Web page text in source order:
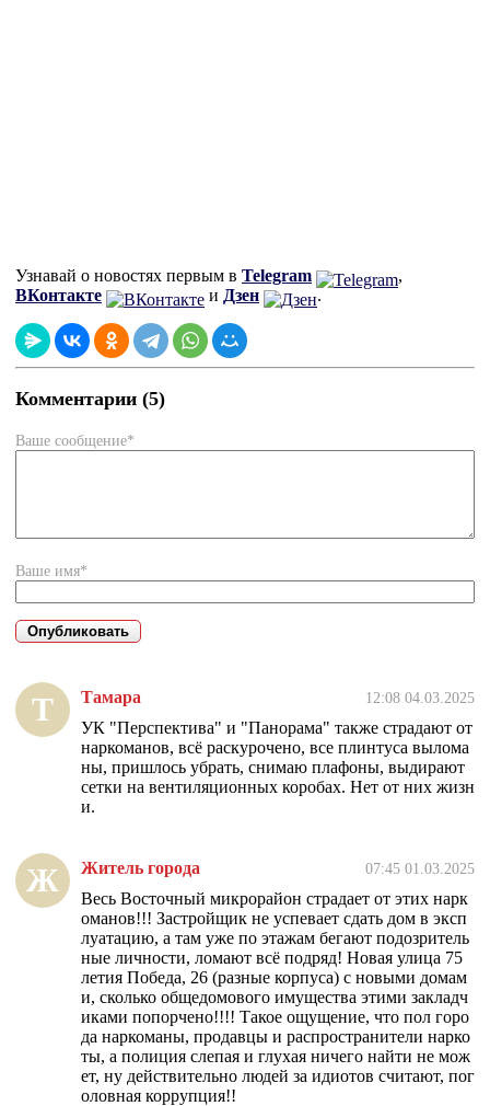
Узнавай о новостях первым в Telegram
,
ВКонтакте
и Дзен .
Комментарии (5)
Ваше сообщение*
Ваше имя*
Т Тамара 12:08 04.03.2025
УК "Перспектива" и "Панорама" также страдают от
наркоманов, всё раскурочено, все плинтуса вылома
ны, пришлось убрать, снимаю плафоны, выдирают
сетки на вентиляционных коробах. Нет от них жизн
и.
Ж Житель города 07:45 01.03.2025
Весь Восточный микрорайон страдает от этих нарк
оманов!!! Застройщик не успевает сдать дом в эксп
луатацию, а там уже по этажам бегают подозритель
ные личности, ломают всё подряд! Новая улица 75
летия Победа, 26 (разные корпуса) с новыми домам
и, сколько общедомового имущества этими закладч
иками попорчено!!!! Такое ощущение, что пол горо
да наркоманы, продавцы и распространители нарко
ты, а полиция слепая и глухая ничего найти не мож
ет, ну действительно людей за идиотов считают, пог
оловная коррупция!!